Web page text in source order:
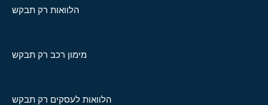
הלוואות רק תבקש
מימון רכב רק תבקש
הלוואות לעסקים רק תבקש